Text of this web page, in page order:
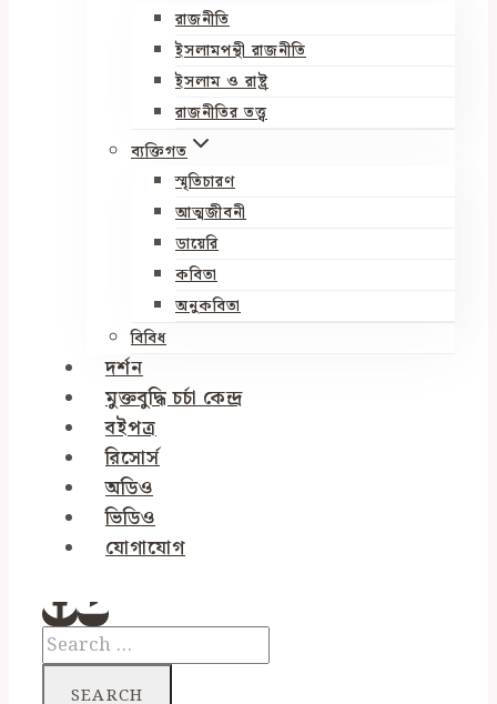
রাজনীতি
ইসলামপন্থী রাজনীতি
ইসলাম ও রাষ্ট্র
রাজনীতির তত্ত্ব
ব্যক্তিগত
স্মৃতিচারণ
আত্মজীবনী
ডায়েরি
কবিতা
অনুকবিতা
বিবিধ
দর্শন
মুক্তবুদ্ধি চর্চা কেন্দ্র
বইপত্র
রিসোর্স
অডিও
ভিডিও
যোগাযোগ
Search
for: